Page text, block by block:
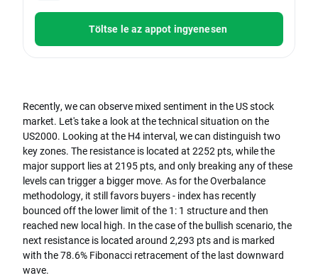
Töltse le az appot ingyenesen
Recently, we can observe mixed sentiment in the US stock
market. Let's take a look at the technical situation on the
US2000. Looking at the H4 interval, we can distinguish two
key zones. The resistance is located at 2252 pts, while the
major support lies at 2195 pts, and only breaking any of these
levels can trigger a bigger move. As for the Overbalance
methodology, it still favors buyers - index has recently
bounced off the lower limit of the 1: 1 structure and then
reached new local high. In the case of the bullish scenario, the
next resistance is located around 2,293 pts and is marked
with the 78.6% Fibonacci retracement of the last downward
wave.